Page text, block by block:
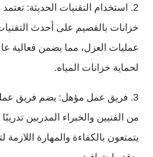
2. استخدام التقنيات الحديثة:
خزانات بالقصيم على أحدث
عمليات العزل، مما يضمن فعالية
لحماية خزانات المياه.
3. فريق عمل مؤهل: يضم فريق
من الفنيين والخبراء المدربين تدريبًا
يتمتعون بالكفاءة والمهارة اللازمة